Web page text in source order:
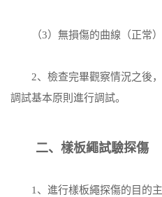
（3）無損傷的曲線（正常）
2、檢查完畢觀察情況之後，
調試基本原則進行調試。
二、樣板繩試驗探傷
1、進行樣板繩探傷的目的主